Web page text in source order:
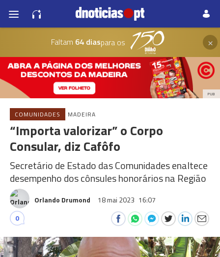
Faltam 64 diaspara os ×
PUB
COMUNIDADES MADEIRA
“Importa valorizar” o Corpo
Consular, diz Cafôfo
Secretário de Estado das Comunidades enaltece
desempenho dos cônsules honorários na Região
Orlando Drumond 18 mai 2023 16:07
0